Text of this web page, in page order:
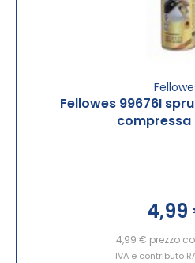
Fellowes 99676I
compressa
4,99
4,99 € prezzo
IVA e contributo